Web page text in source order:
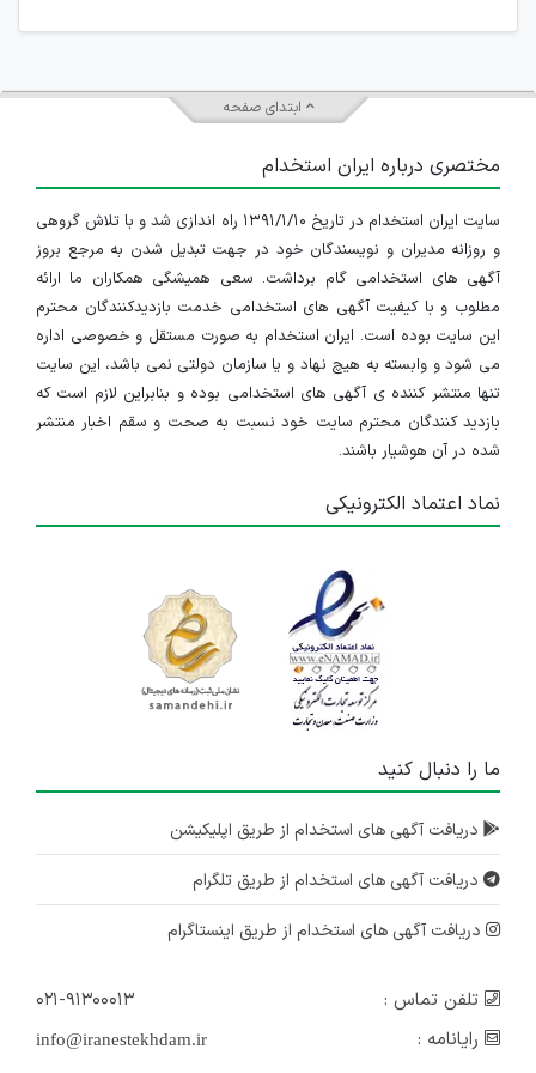
ابتدای صفحه
مختصری درباره ایران استخدام
سایت ایران استخدام در تاریخ ۱۳۹۱/۱/۱۰ راه اندازی شد و با تلاش گروهی
و روزانه مدیران و نویسندگان خود در جهت تبدیل شدن به مرجع بروز
آگهی های استخدامی گام برداشت. سعی همیشگی همکاران ما ارائه
مطلوب و با کیفیت آگهی های استخدامی خدمت بازدیدکنندگان محترم
این سایت بوده است. ایران استخدام به صورت مستقل و خصوصی اداره
می شود و وابسته به هیچ نهاد و یا سازمان دولتی نمی باشد، این سایت
تنها منتشر کننده ی آگهی های استخدامی بوده و بنابراین لازم است که
بازدید کنندگان محترم سایت خود نسبت به صحت و سقم اخبار منتشر
شده در آن هوشیار باشند.
نماد اعتماد الکترونیکی
ما را دنبال کنید
دریافت آگهی های استخدام از طریق اپلیکیشن
دریافت آگهی های استخدام از طریق تلگرام
دریافت آگهی های استخدام از طریق اینستاگرام
تلفن تماس :
۰۲۱-۹۱۳۰۰۰۱۳
رایانامه :
info@iranestekhdam.ir